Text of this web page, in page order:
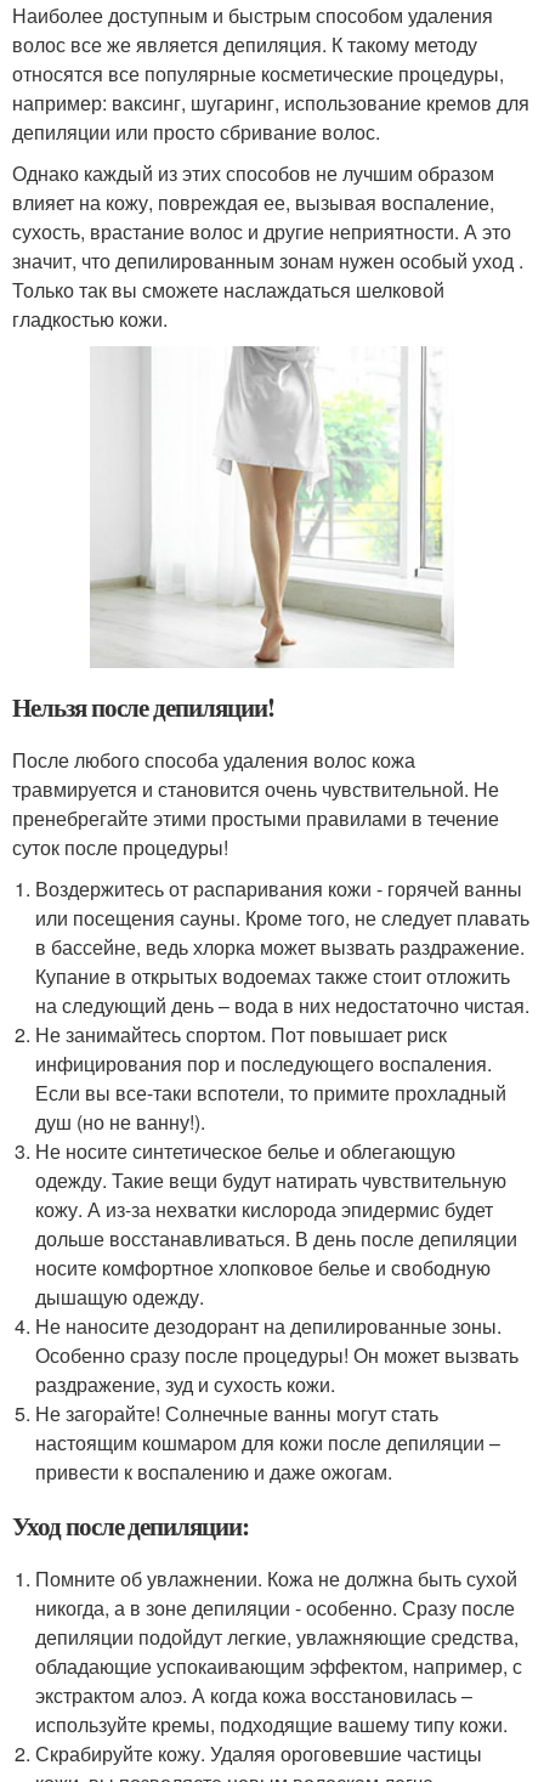
Наиболее доступным и быстрым способом удаления
волос все же является депиляция. К такому методу
относятся все популярные косметические процедуры,
например: ваксинг, шугаринг, использование кремов для
депиляции или просто сбривание волос.
Однако каждый из этих способов не лучшим образом
влияет на кожу, повреждая ее, вызывая воспаление,
сухость, врастание волос и другие неприятности. А это
значит, что депилированным зонам нужен особый уход .
Только так вы сможете наслаждаться шелковой
гладкостью кожи.
Нельзя после депиляции!
После любого способа удаления волос кожа
травмируется и становится очень чувствительной. Не
пренебрегайте этими простыми правилами в течение
суток после процедуры!
Воздержитесь от распаривания кожи - горячей ванны
или посещения сауны. Кроме того, не следует плавать
в бассейне, ведь хлорка может вызвать раздражение.
Купание в открытых водоемах также стоит отложить
на следующий день – вода в них недостаточно чистая.
Не занимайтесь спортом. Пот повышает риск
инфицирования пор и последующего воспаления.
Если вы все-таки вспотели, то примите прохладный
душ (но не ванну!).
Не носите синтетическое белье и облегающую
одежду. Такие вещи будут натирать чувствительную
кожу. А из-за нехватки кислорода эпидермис будет
дольше восстанавливаться. В день после депиляции
носите комфортное хлопковое белье и свободную
дышащую одежду.
Не наносите дезодорант на депилированные зоны.
Особенно сразу после процедуры! Он может вызвать
раздражение, зуд и сухость кожи.
Не загорайте! Солнечные ванны могут стать
настоящим кошмаром для кожи после депиляции –
привести к воспалению и даже ожогам.
Уход после депиляции:
Помните об увлажнении. Кожа не должна быть сухой
никогда, а в зоне депиляции - особенно. Сразу после
депиляции подойдут легкие, увлажняющие средства,
обладающие успокаивающим эффектом, например, с
экстрактом алоэ. А когда кожа восстановилась –
используйте кремы, подходящие вашему типу кожи.
Скрабируйте кожу. Удаляя ороговевшие частицы